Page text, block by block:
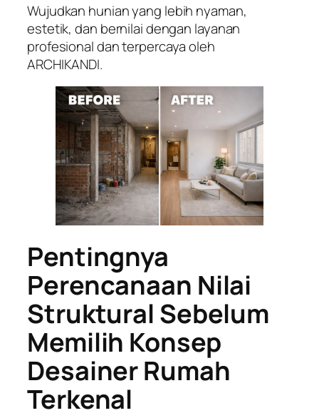
Wujudkan hunian yang lebih nyaman,
estetik, dan bernilai dengan layanan
profesional dan terpercaya oleh
ARCHIKANDI.
Pentingnya
Perencanaan Nilai
Struktural Sebelum
Memilih Konsep
Desainer Rumah
Terkenal